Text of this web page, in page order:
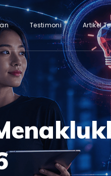
Testimoni Artikel